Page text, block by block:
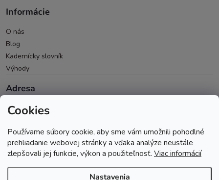
Cookies
Používame súbory cookie, aby sme vám umožnili pohodlné
prehliadanie webovej stránky a vďaka analýze neustále
zlepšovali jej funkcie, výkon a použiteľnosť. Viac informácií
Nastavenia
Informácie
O nás
Blog
Kadernícky slovník
Výhody
Adresa
Oravická 614/14
Okres Tvrdošín